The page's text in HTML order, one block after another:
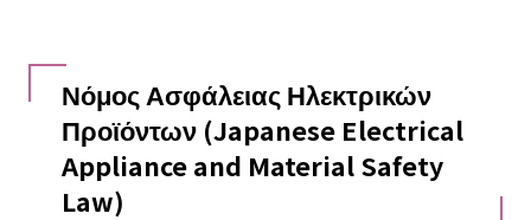
Νόμος Ασφάλειας Ηλεκτρικών
Προϊόντων (Japanese Electrical
Appliance and Material Safety
Law)